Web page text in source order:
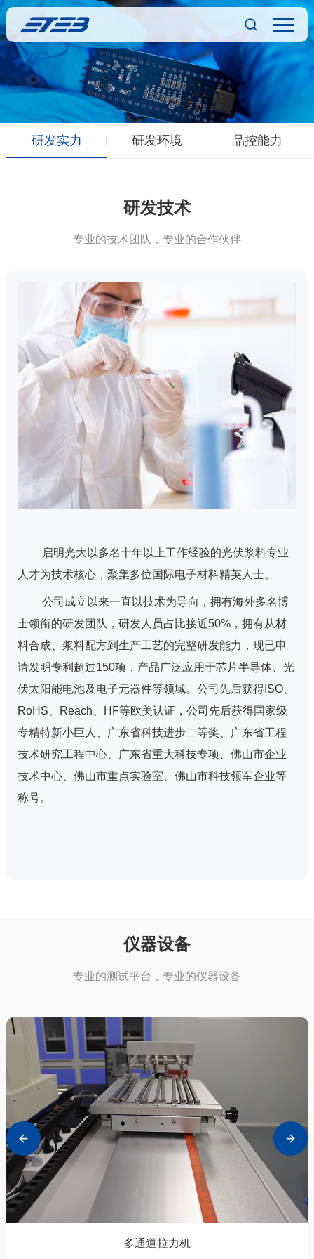
研发实力 研发环境 品控能力
研发技术
专业的技术团队，专业的合作伙伴
启明光大以多名十年以上工作经验的光伏浆料专业
人才为技术核心，聚集多位国际电子材料精英人士。
公司成立以来一直以技术为导向，拥有海外多名博
士领衔的研发团队，研发人员占比接近50%，拥有从材
料合成、浆料配方到生产工艺的完整研发能力，现已申
请发明专利超过150项，产品广泛应用于芯片半导体、光
伏太阳能电池及电子元器件等领域。公司先后获得ISO、
RoHS、Reach、HF等欧美认证，公司先后获得国家级
专精特新小巨人、广东省科技进步二等奖、广东省工程
技术研究工程中心、广东省重大科技专项、佛山市企业
技术中心、佛山市重点实验室、佛山市科技领军企业等
称号。
仪器设备
专业的测试平台，专业的仪器设备
多通道拉力机